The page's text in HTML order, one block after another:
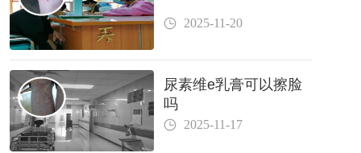
2025-11-20
尿素维e乳膏可以擦脸
吗
2025-11-17